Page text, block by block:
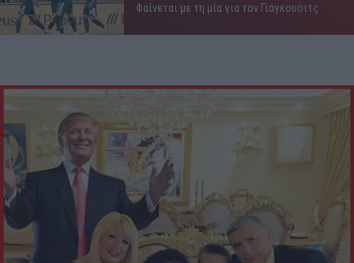
Φαίνεται με τη μία για τον Γιάγκουσιτς